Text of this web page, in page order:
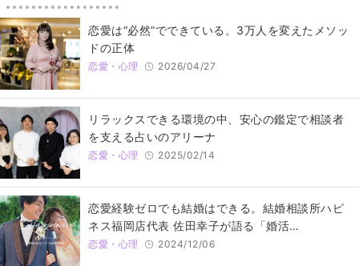
恋愛は“必然”でできている。3万人を変えたメソッ
ドの正体
恋愛・心理 2026/04/27
リラックスできる環境の中、安心の鑑定で相談者
を支える占いのアリーナ
恋愛・心理 2025/02/14
恋愛経験ゼロでも結婚はできる。結婚相談所ハピ
ネス福岡店代表 佐田幸子が語る「婚活…
恋愛・心理 2024/12/06